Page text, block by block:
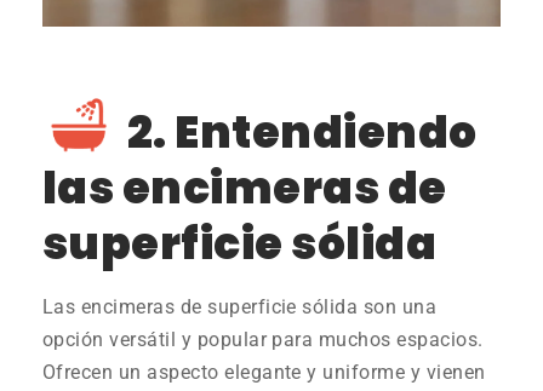
2. Entendiendo
las encimeras de
superficie sólida
Las encimeras de superficie sólida son una
opción versátil y popular para muchos espacios.
Ofrecen un aspecto elegante y uniforme y vienen